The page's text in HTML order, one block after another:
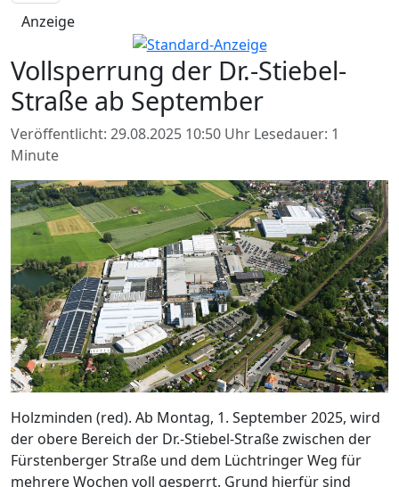
Anzeige
Vollsperrung der Dr.-Stiebel-
Straße ab September
Veröffentlicht: 29.08.2025 10:50 Uhr Lesedauer: 1
Minute
Holzminden (red). Ab Montag, 1. September 2025, wird
der obere Bereich der Dr.-Stiebel-Straße zwischen der
Fürstenberger Straße und dem Lüchtringer Weg für
mehrere Wochen voll gesperrt. Grund hierfür sind